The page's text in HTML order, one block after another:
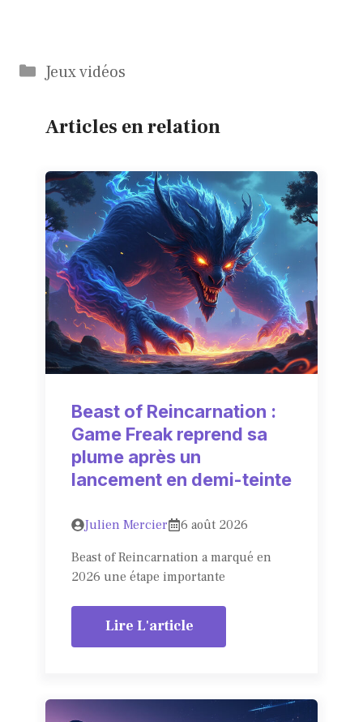
Catégories
Jeux vidéos
Articles en relation
Beast of Reincarnation :
Game Freak reprend sa
plume après un
lancement en demi-teinte
Julien Mercier
6 août 2026
Beast of Reincarnation a marqué en
2026 une étape importante
Lire L'article